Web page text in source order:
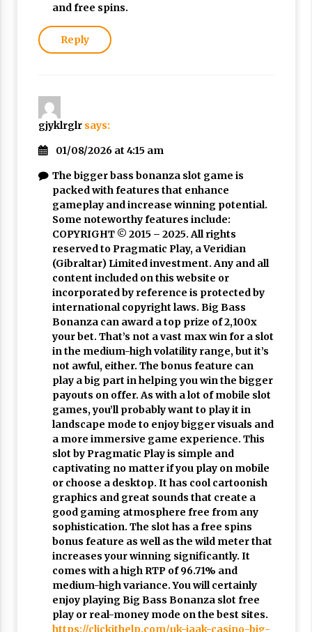
and free spins.
Reply
gjyklrglr says:
01/08/2026 at 4:15 am
The bigger bass bonanza slot game is
packed with features that enhance
gameplay and increase winning potential.
Some noteworthy features include:
COPYRIGHT © 2015 – 2025. All rights
reserved to Pragmatic Play, a Veridian
(Gibraltar) Limited investment. Any and all
content included on this website or
incorporated by reference is protected by
international copyright laws. Big Bass
Bonanza can award a top prize of 2,100x
your bet. That’s not a vast max win for a slot
in the medium-high volatility range, but it’s
not awful, either. The bonus feature can
play a big part in helping you win the bigger
payouts on offer. As with a lot of mobile slot
games, you’ll probably want to play it in
landscape mode to enjoy bigger visuals and
a more immersive game experience. This
slot by Pragmatic Play is simple and
captivating no matter if you play on mobile
or choose a desktop. It has cool cartoonish
graphics and great sounds that create a
good gaming atmosphere free from any
sophistication. The slot has a free spins
bonus feature as well as the wild meter that
increases your winning significantly. It
comes with a high RTP of 96.71% and
medium-high variance. You will certainly
enjoy playing Big Bass Bonanza slot free
play or real-money mode on the best sites.
https://clickithelp.com/uk-jaak-casino-big-